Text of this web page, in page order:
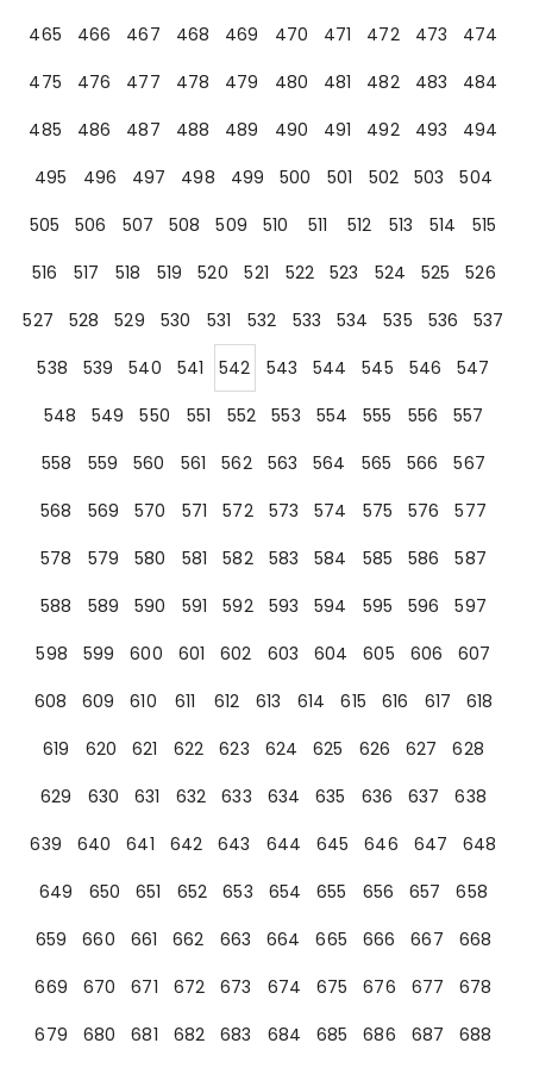
465
466 467 468 469 470 471 472 473
474
475
476 477 478 479 480 481 482 483
484
485
486 487 488 489 490 491 492 493
494
495
496 497 498 499 500 501 502 503
504
505
506 507 508 509 510 511 512 513 514
515
516
517 518 519 520 521 522 523 524 525
526
527
528 529 530 531 532 533 534 535 536
537
538
539 540 541 542 543 544 545 546
547
548
549 550 551 552 553 554 555 556
557
558
559 560 561 562 563 564 565 566
567
568
569 570 571 572 573 574 575 576
577
578
579 580 581 582 583 584 585 586
587
588
589 590 591 592 593 594 595 596
597
598
599 600 601 602 603 604 605 606
607
608
609 610 611 612 613 614 615 616 617
618
619
620 621 622 623 624 625 626 627
628
629
630 631 632 633 634 635 636 637
638
639
640 641 642 643 644 645 646 647
648
649
650 651 652 653 654 655 656 657
658
659
660 661 662 663 664 665 666 667
668
669
670 671 672 673 674 675 676 677
678
679
680 681 682 683 684 685 686 687
688